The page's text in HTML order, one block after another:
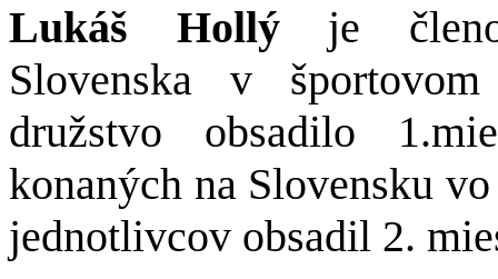
Lukáš Hollýje
Slovenska v
družstvo obsadilo
konaných na Slovensku
jednotlivcov obsadil 2.